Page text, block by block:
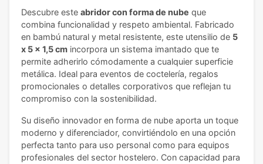
Descubre este abridor con forma de nube que
combina funcionalidad y respeto ambiental. Fabricado
en bambú natural y metal resistente, este utensilio de 5
x 5 x 1,5 cm incorpora un sistema imantado que te
permite adherirlo cómodamente a cualquier superficie
metálica. Ideal para eventos de coctelería, regalos
promocionales o detalles corporativos que reflejan tu
compromiso con la sostenibilidad.
Su diseño innovador en forma de nube aporta un toque
moderno y diferenciador, convirtiéndolo en una opción
perfecta tanto para uso personal como para equipos
profesionales del sector hostelero. Con capacidad para